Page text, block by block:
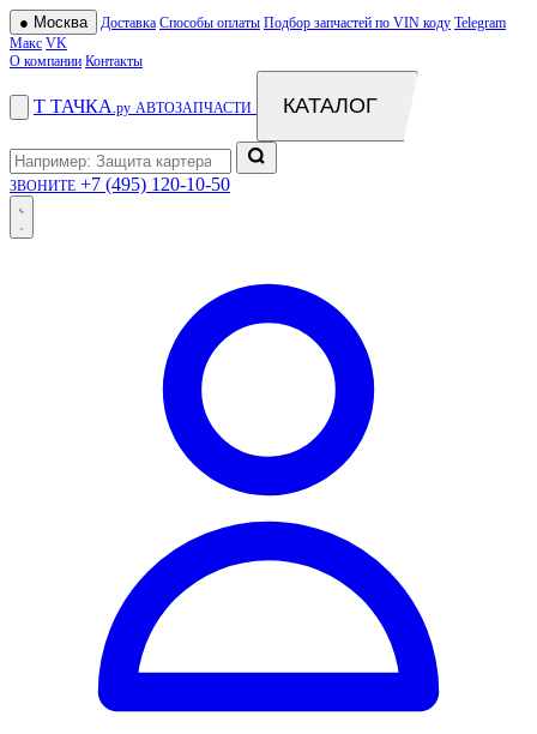
● Москва Доставка Способы оплаты Подбор запчастей по VIN коду Telegram
Макс VK
О компании Контакты
Т ТАЧКА .ру АВТОЗАПЧАСТИ КАТАЛОГ
ЗВОНИТЕ +7 (495) 120-10-50